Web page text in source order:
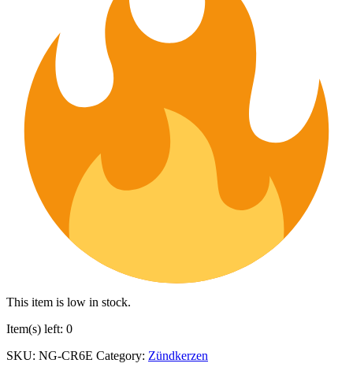
This item is low in stock.
Item(s) left: 0
SKU: NG-CR6E Category: Zündkerzen